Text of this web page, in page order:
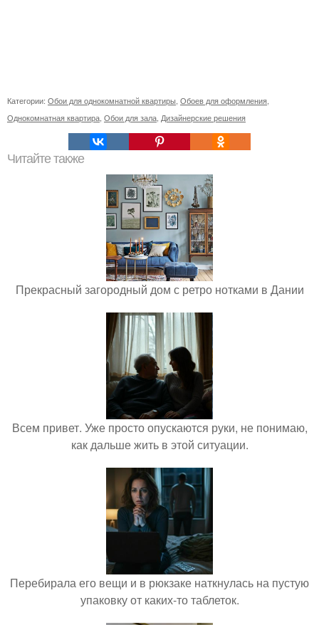
Категории: Обои для однокомнатной квартиры Обоев для оформления
Однокомнатная квартира Обои для зала Дизайнерские решения
Читайте также
Прекрасный загородный дом с ретро нотками в Дании
Всем привет. Уже просто опускаются руки, не понимаю,
как дальше жить в этой ситуации.
Перебирала его вещи и в рюкзаке наткнулась на пустую
упаковку от каких-то таблеток.